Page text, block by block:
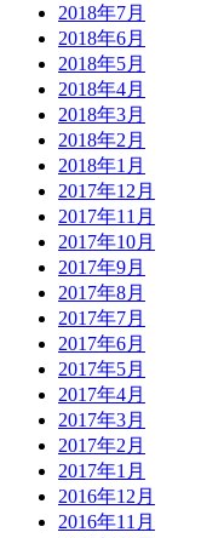
2018年7月
2018年6月
2018年5月
2018年4月
2018年3月
2018年2月
2018年1月
2017年12月
2017年11月
2017年10月
2017年9月
2017年8月
2017年7月
2017年6月
2017年5月
2017年4月
2017年3月
2017年2月
2017年1月
2016年12月
2016年11月